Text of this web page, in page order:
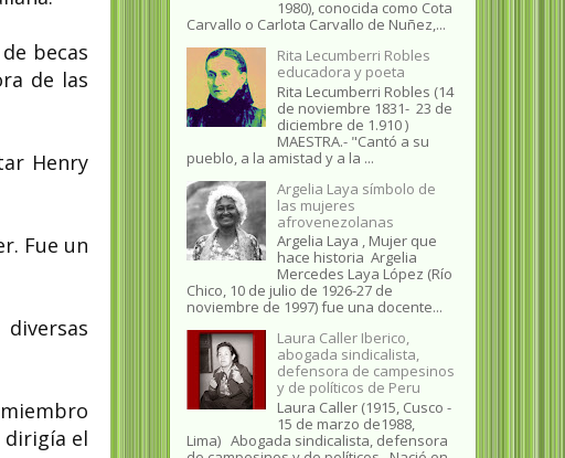
becas
de las
Henry
Fue un
dirigía el
1980), conocida como Cota
Carvallo o Carlota Carvallo de Nuñez,...
Rita Lecumberri Robles
educadora y poeta
Rita Lecumberri Robles (14
de noviembre 1831- 23 de
diciembre de 1.910 )
MAESTRA.- "Cantó a su
pueblo, a la amistad y a la ...
Argelia Laya símbolo de
las mujeres
afrovenezolanas
Argelia Laya , Mujer que
hace historia Argelia
Mercedes Laya López (Río
Chico, 10 de julio de 1926-27 de
noviembre de 1997) fue una docente...
Laura Caller Iberico,
abogada sindicalista,
defensora de campesinos
y de políticos de Peru
Laura Caller (1915, Cusco -
15 de marzo de1988,
Lima) Abogada sindicalista, defensora